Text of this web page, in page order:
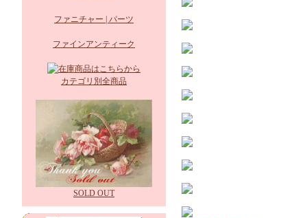
ファニチャー | パーツ
ファインアンティーク
カテゴリ別全商品
SOLD OUT